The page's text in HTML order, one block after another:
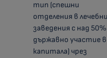
тип (спешни
отделения в лечебни
заведения с над 50%
държавно участие в
капитала) чрез